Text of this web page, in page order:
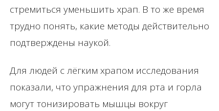
стремиться уменьшить храп. В то же время
трудно понять, какие методы действительно
подтверждены наукой.
Для людей с лёгким храпом исследования
показали, что упражнения для рта и горла
могут тонизировать мышцы вокруг